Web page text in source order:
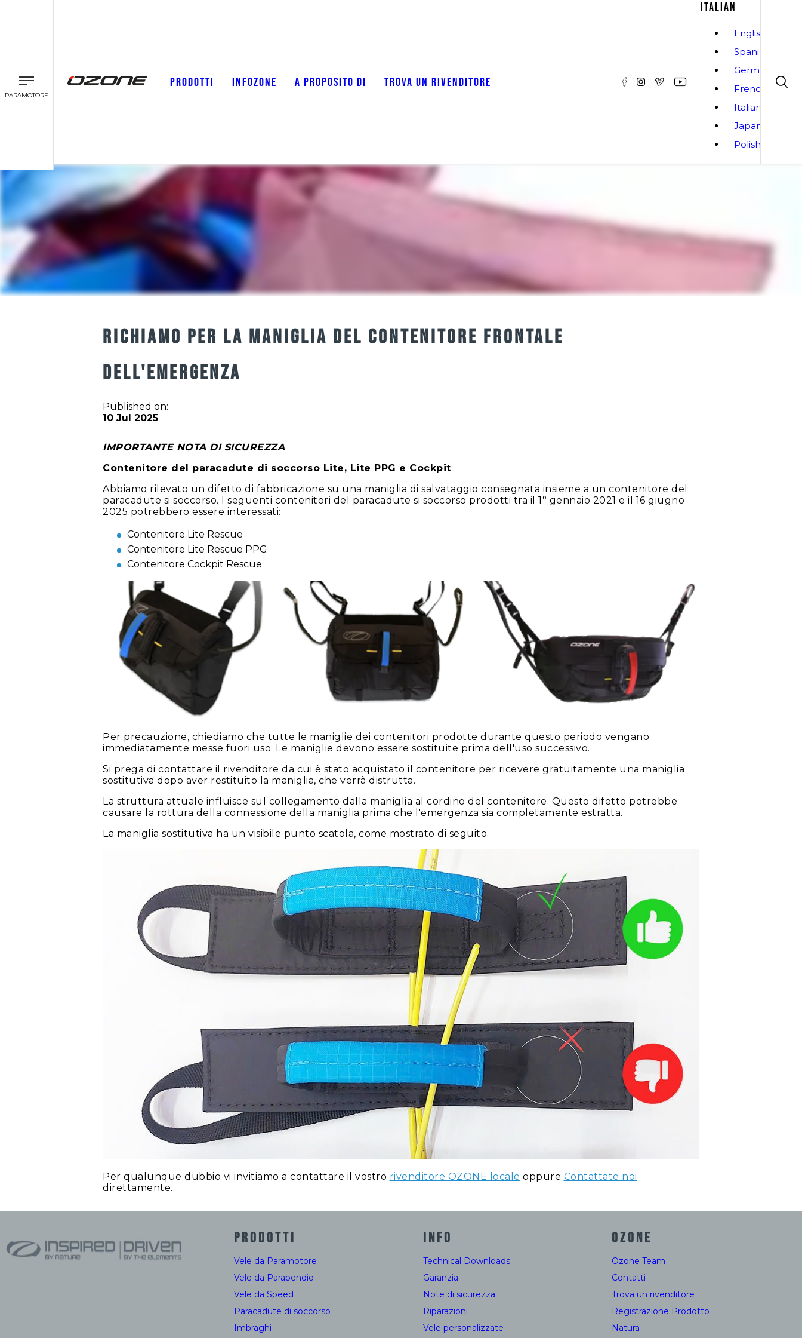
PARAMOTORE
PRODOTTI INFOZONE A PROPOSITO DI TROVA UN RIVENDITORE
ITALIAN
English
Spanish
German
French
Italian
Japanese
Polish
RICHIAMO PER LA MANIGLIA DEL CONTENITORE FRONTALE
DELL'EMERGENZA
Published on:
10 Jul 2025
IMPORTANTE NOTA DI SICUREZZA
Contenitore del paracadute di soccorso Lite, Lite PPG e Cockpit
Abbiamo rilevato un difetto di fabbricazione su una maniglia di salvataggio consegnata insieme a un contenitore del
paracadute si soccorso. I seguenti contenitori del paracadute si soccorso prodotti tra il 1° gennaio 2021 e il 16 giugno
2025 potrebbero essere interessati:
Contenitore Lite Rescue
Contenitore Lite Rescue PPG
Contenitore Cockpit Rescue
Per precauzione, chiediamo che tutte le maniglie dei contenitori prodotte durante questo periodo vengano
immediatamente messe fuori uso. Le maniglie devono essere sostituite prima dell'uso successivo.
Si prega di contattare il rivenditore da cui è stato acquistato il contenitore per ricevere gratuitamente una maniglia
sostitutiva dopo aver restituito la maniglia, che verrà distrutta.
La struttura attuale influisce sul collegamento dalla maniglia al cordino del contenitore. Questo difetto potrebbe
causare la rottura della connessione della maniglia prima che l'emergenza sia completamente estratta.
La maniglia sostitutiva ha un visibile punto scatola, come mostrato di seguito.
Per qualunque dubbio vi invitiamo a contattare il vostro rivenditore OZONE locale oppure Contattate noi
direttamente.
PRODOTTI
Vele da Paramotore
Vele da Parapendio
Vele da Speed
Paracadute di soccorso
Imbraghi
INFO
Technical Downloads
Garanzia
Note di sicurezza
Riparazioni
Vele personalizzate
OZONE
Ozone Team
Contatti
Trova un rivenditore
Registrazione Prodotto
Natura